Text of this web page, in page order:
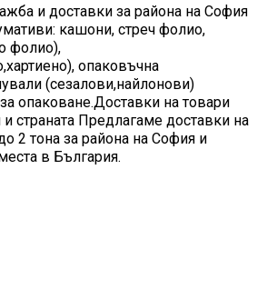
и доставки за района на София
кашони, стреч фолио,
фолио),
опаковъчна
(сезалови,найлонови)
опаковане.Доставки на товари
страната Предлагаме доставки на
2 тона за района на София и
в България.